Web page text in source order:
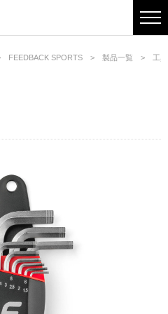
FEEDBACK SPORTS 製品一覧 工具